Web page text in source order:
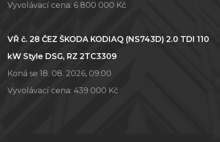
Vyvolávací cena: 6 800 000 Kč
VŘ č. 28 ČEZ ŠKODA KODIAQ (NS743D) 2.0 TDI 110
kW Style DSG, RZ 2TC3309
Koná se 18. 08. 2026, 09:00
Vyvolávací cena: 439 000 Kč